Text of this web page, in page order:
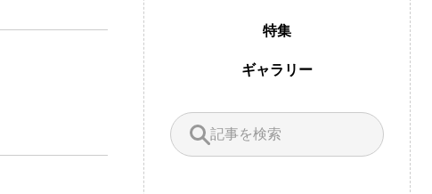
特集
ギャラリー